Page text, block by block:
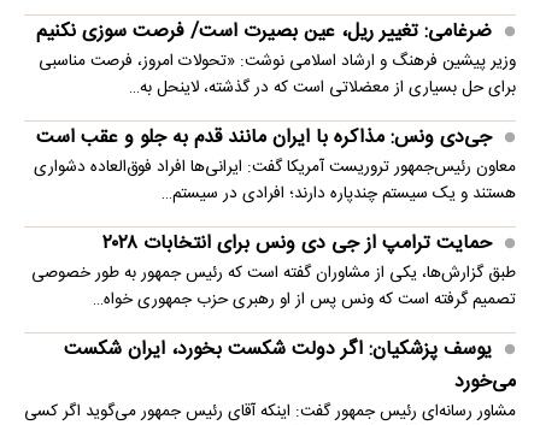
ضرغامی: تغییر ریل، عین بصیرت است/ فرصت سوزی نکنیم
وزیر پیشین فرهنگ و ارشاد اسلامی نوشت: «تحولات امروز، فرصت مناسبی
برای حل بسیاری از معضلاتی‌ است که در گذشته، لاینحل به…
جی‌دی ونس: مذاکره با ایران مانند قدم به جلو و عقب است
معاون رئیس‌جمهور تروریست آمریکا گفت: ایرانی‌ها افراد فوق‌العاده دشواری
هستند و یک سیستم چندپاره دارند؛ افرادی در سیستم…
حمایت ترامپ از جی دی ونس برای انتخابات ۲۰۲۸
طبق گزارش‌ها، یکی از مشاوران گفته است که رئیس جمهور به طور خصوصی
تصمیم گرفته است که ونس پس از او رهبری حزب جمهوری خواه…
یوسف پزشکیان: اگر دولت شکست بخورد، ایران شکست
می‌خورد
مشاور رسانه‌ای رئیس جمهور گفت: اینکه آقای رئیس جمهور می‌گوید اگر کسی